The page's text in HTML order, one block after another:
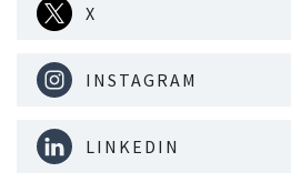
X
INSTAGRAM
LINKEDIN